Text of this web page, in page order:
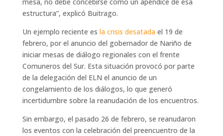
estructura”, explicó Buitrago.
Un ejemplo reciente es la crisis desatada el 19 de
febrero, por el anuncio del gobernador de Nariño de
iniciar mesas de diálogo regionales con el frente
Comuneros del Sur. Esta situación provocó por parte
de la delegación del ELN el anuncio de un
congelamiento de los diálogos, lo que generó
incertidumbre sobre la reanudación de los encuentros.
Sin embargo, el pasado 26 de febrero, se reanudaron
los eventos con la celebración del preencuentro de la